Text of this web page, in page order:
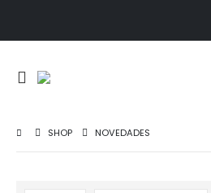
SHOP NOVEDADES